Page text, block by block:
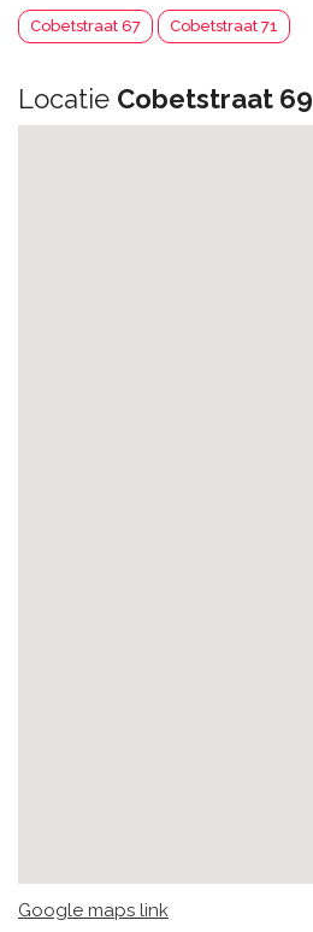
Cobetstraat 67 Cobetstraat 71
Locatie Cobetstraat 69
Google maps link